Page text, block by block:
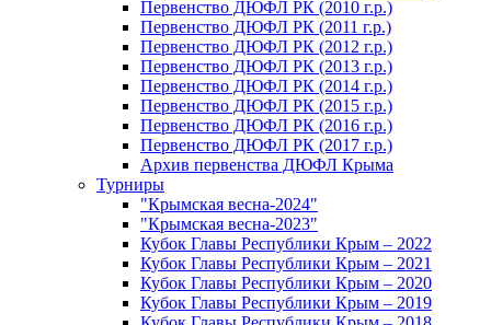
Первенство ДЮФЛ РК (2010 г.р.)
Первенство ДЮФЛ РК (2011 г.р.)
Первенство ДЮФЛ РК (2012 г.р.)
Первенство ДЮФЛ РК (2013 г.р.)
Первенство ДЮФЛ РК (2014 г.р.)
Первенство ДЮФЛ РК (2015 г.р.)
Первенство ДЮФЛ РК (2016 г.р.)
Первенство ДЮФЛ РК (2017 г.р.)
Архив первенства ДЮФЛ Крыма
Турниры
"Крымская весна-2024"
"Крымская весна-2023"
Кубок Главы Республики Крым – 2022
Кубок Главы Республики Крым – 2021
Кубок Главы Республики Крым – 2020
Кубок Главы Республики Крым – 2019